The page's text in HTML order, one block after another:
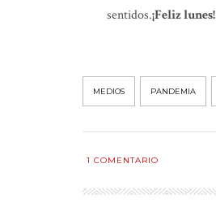
sentidos.¡Feliz lunes!
MEDIOS PANDEMIA
1 COMENTARIO